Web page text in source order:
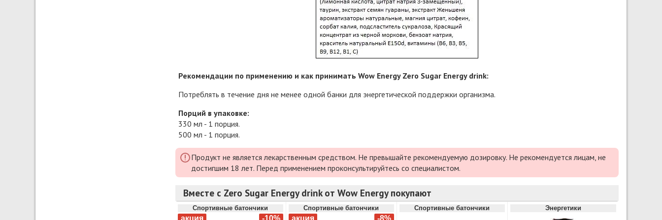
Рекомендации по применению и как принимать Wow Energy Zero Sugar Energy drink:
Потреблять в течение дня не менее одной банки для энергетической поддержки организма.
Порций в упаковке:
330 мл - 1 порция.
500 мл - 1 порция.
Продукт не является лекарственным средством. Не превышайте рекомендуемую дозировку. Не рекомендуется лицам, не
достигшим 18 лет. Перед применением проконсультируйтесь со специалистом.
Вместе с Zero Sugar Energy drink от Wow Energy покупают
Спортивные батончики Спортивные батончики Спортивные батончики Энергетики